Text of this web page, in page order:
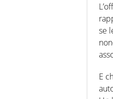
se
E